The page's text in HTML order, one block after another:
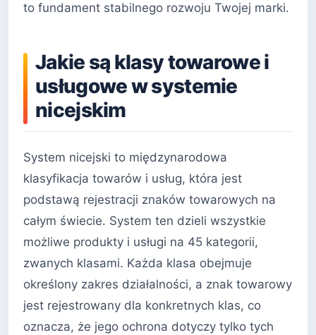
to fundament stabilnego rozwoju Twojej marki.
Jakie są klasy towarowe i
usługowe w systemie
nicejskim
System nicejski to międzynarodowa
klasyfikacja towarów i usług, która jest
podstawą rejestracji znaków towarowych na
całym świecie. System ten dzieli wszystkie
możliwe produkty i usługi na 45 kategorii,
zwanych klasami. Każda klasa obejmuje
określony zakres działalności, a znak towarowy
jest rejestrowany dla konkretnych klas, co
oznacza, że jego ochrona dotyczy tylko tych